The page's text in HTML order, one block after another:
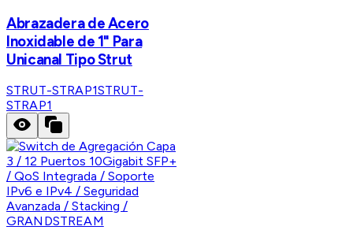
Abrazadera de Acero
Inoxidable de 1" Para
Unicanal Tipo Strut
STRUT-STRAP1STRUT-
STRAP1
GRANDSTREAM